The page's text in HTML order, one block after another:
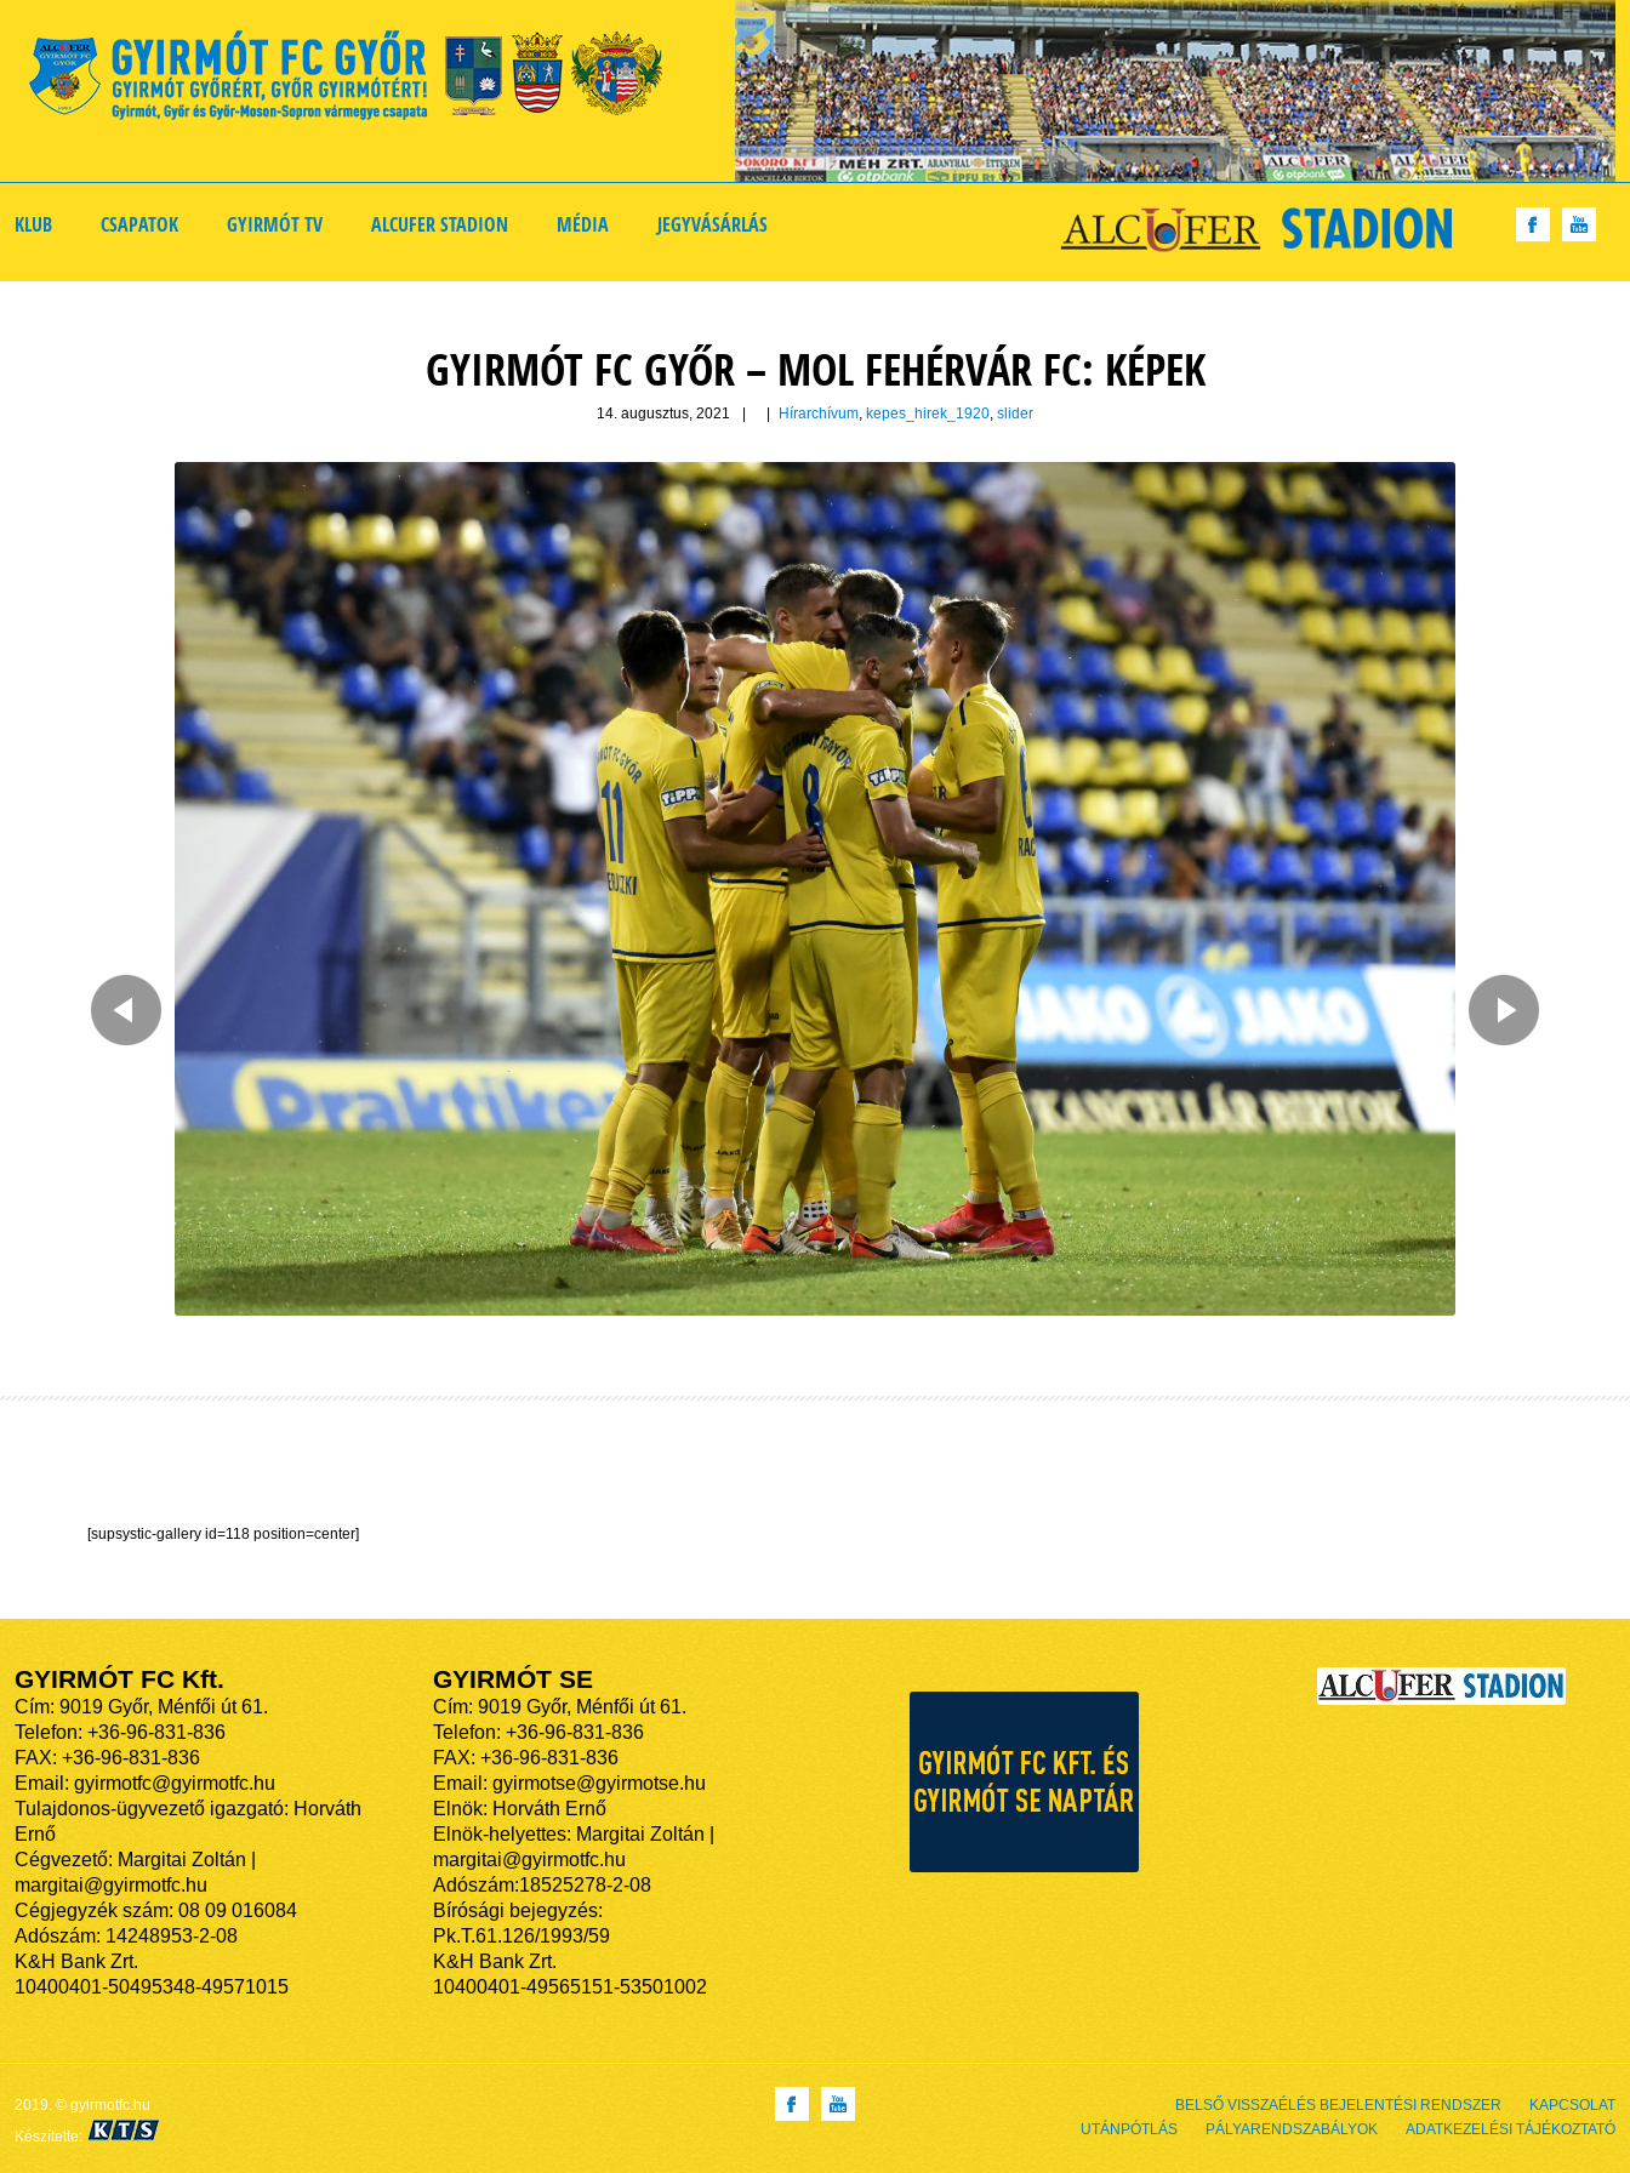
KLUB CSAPATOK GYIRMÓT TV ALCUFER STADION MÉDIA JEGYVÁSÁRLÁS
GYIRMÓT FC GYŐR – MOL FEHÉRVÁR FC: KÉPEK
14. augusztus, 2021 Hírarchívum, kepes_hirek_1920, slider
[supsystic-gallery id=118 position=center]
GYIRMÓT FC Kft.
Cím: 9019 Győr, Ménfői út 61.
Telefon: +36-96-831-836
FAX: +36-96-831-836
Email: gyirmotfc@gyirmotfc.hu
Tulajdonos-ügyvezető igazgató: Horváth
Ernő
Cégvezető: Margitai Zoltán |
margitai@gyirmotfc.hu
Cégjegyzék szám: 08 09 016084
Adószám: 14248953-2-08
K&H Bank Zrt.
10400401-50495348-49571015
GYIRMÓT SE
Cím: 9019 Győr, Ménfői út 61.
Telefon: +36-96-831-836
FAX: +36-96-831-836
Email: gyirmotse@gyirmotse.hu
Elnök: Horváth Ernő
Elnök-helyettes: Margitai Zoltán |
margitai@gyirmotfc.hu
Adószám:18525278-2-08
Bírósági bejegyzés:
Pk.T.61.126/1993/59
K&H Bank Zrt.
10400401-49565151-53501002
BELSŐ VISSZAÉLÉS BEJELENTÉSI RENDSZER
KAPCSOLAT
UTÁNPÓTLÁS
PÁLYARENDSZABÁLYOK ADATKEZELÉSI TÁJÉKOZTATÓ
2019. © gyirmotfc.hu
Készítette: